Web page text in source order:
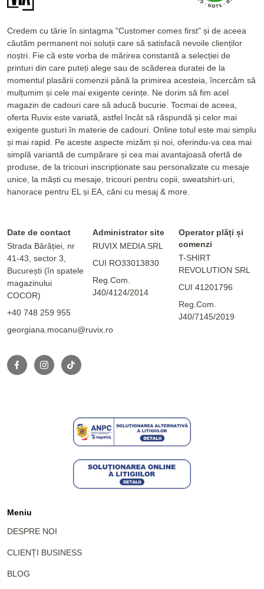
Credem cu tărie în sintagma "Customer comes first" și de aceea
căutăm permanent noi soluții care să satisfacă nevoile clienților
noștri. Fie că este vorba de mărirea constantă a selecției de
printuri din care puteți alege sau de scăderea duratei de la
momentul plasării comenzii până la primirea acesteia, încercăm să
mulțumim și cele mai exigente cerințe. Ne dorim să fim acel
magazin de cadouri care să aducă bucurie. Tocmai de aceea,
oferta Ruvix este variată, astfel încât să răspundă și celor mai
exigente gusturi în materie de cadouri. Online totul este mai simplu
și mai rapid. Pe aceste aspecte mizăm și noi, oferindu-va cea mai
simplă variantă de cumpărare și cea mai avantajoasă ofertă de
produse, de la tricouri inscripționate sau personalizate cu mesaje
unice, la măști cu mesaje, tricouri pentru copii, sweatshirt-uri,
hanorace pentru EL și EA, căni cu mesaj & more.
Date de contact
Strada Bărăției, nr
41-43, sector 3,
București (în spatele
magazinului
COCOR)
+40 748 259 955
georgiana.mocanu@ruvix.ro
Administrator site
RUVIX MEDIA SRL
CUI RO33013830
Reg.Com.
J40/4124/2014
Operator plăți și
comenzi
T-SHIRT
REVOLUTION SRL
CUI 41201796
Reg.Com.
J40/7145/2019
Meniu
DESPRE NOI
CLIENȚI BUSINESS
BLOG